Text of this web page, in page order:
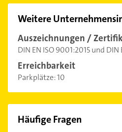
Weitere
Auszeichnungen /
DIN EN ISO 9001:2015 und DIN
Erreichbarkeit
Parkplätze:10
Häufige Fragen